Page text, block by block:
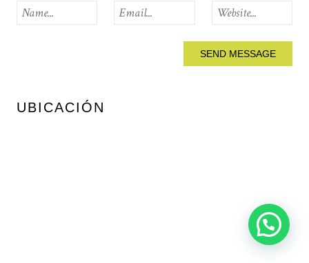
UBICACIÓN